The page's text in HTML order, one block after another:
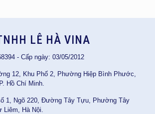
LÊ HÀ VINA
- Cấp ngày: 03/05/2012
12, Khu Phố 2, Phường Hiệp Bình Phước,
Hồ Chí Minh.
1, Ngõ 220, Đường Tây Tựu, Phường Tây
Liêm, Hà Nội.